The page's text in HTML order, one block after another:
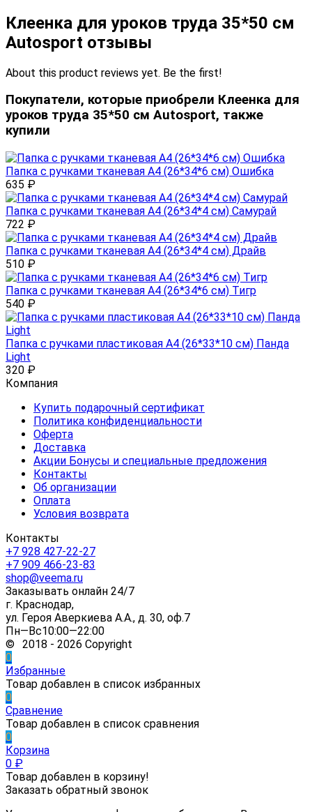
Клеенка для уроков труда 35*50 см
Autosport отзывы
About this product reviews yet. Be the first!
Покупатели, которые приобрели Клеенка для
уроков труда 35*50 см Autosport, также
купили
Папка с ручками тканевая А4 (26*34*6 см) Ошибка
635 ₽
Папка с ручками тканевая А4 (26*34*4 см) Самурай
722 ₽
Папка с ручками тканевая А4 (26*34*4 см) Драйв
510 ₽
Папка с ручками тканевая А4 (26*34*6 см) Тигр
540 ₽
Папка с ручками пластиковая А4 (26*33*10 см) Панда
Light
320 ₽
Компания
Купить подарочный сертификат
Политика конфиденциальности
Оферта
Доставка
Акции Бонусы и специальные предложения
Контакты
Об организации
Оплата
Условия возврата
Контакты
+7 928 427-22-27
+7 909 466-23-83
shop@veema.ru
Заказывать онлайн 24/7
г. Краснодар,
ул. Героя Аверкиева А.А., д. 30, оф.7
Пн—Вс10:00—22:00
© 2018 - 2026 Copyright
0
Избранные
Товар добавлен в список избранных
0
Сравнение
Товар добавлен в список сравнения
0
Корзина
0 ₽
Товар добавлен в корзину!
Заказать обратный звонок